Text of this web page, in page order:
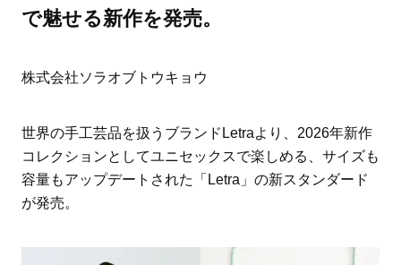
ス学」
タログ
で魅せる新作を発売。
株式会社ソラオブトウキョウ
世界の手工芸品を扱うブランドLetraより、2026年新作
コレクションとしてユニセックスで楽しめる、サイズも
容量もアップデートされた「Letra」の新スタンダード
が発売。